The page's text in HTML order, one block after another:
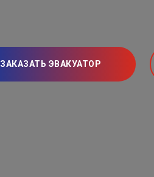
ЗАКАЗАТЬ ЭВАКУАТОР